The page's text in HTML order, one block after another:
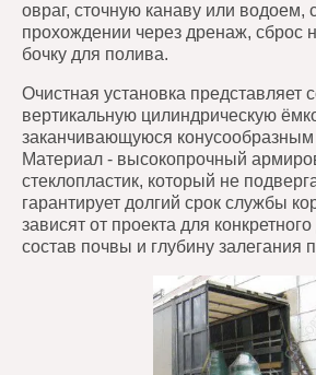
овраг, сточную канаву или водоем,
прохождении через дренаж, сброс
бочку для полива.
Очистная установка представляет
вертикальную цилиндрическую
заканчивающуюся конусообразным
Материал - высокопрочный
стеклопластик, который не
гарантирует долгий срок службы
зависят от проекта для
состав почвы и глубину залегания